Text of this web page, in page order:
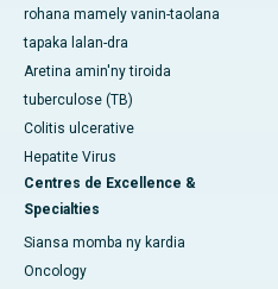
rohana mamely vanin-taolana
tapaka lalan-dra
Aretina amin'ny tiroida
tuberculose (TB)
Colitis ulcerative
Hepatite Virus
Centres de Excellence &
Specialties
Siansa momba ny kardia
Oncology